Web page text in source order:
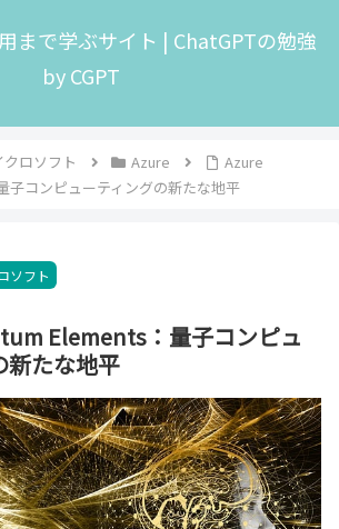
まで学ぶサイト | ChatGPTの勉強
by CGPT
クロソフト Azure
Azure
子コンピューティングの新たな地平
ソフト
Elements：量子コンピュ
新たな地平